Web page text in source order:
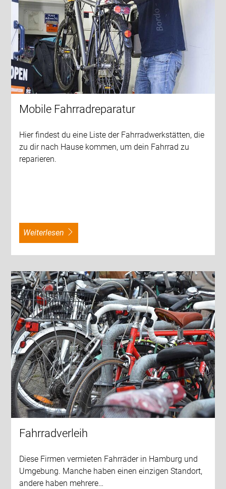
Mobile Fahrradreparatur
Hier findest du eine Liste der Fahrradwerkstätten, die
zu dir nach Hause kommen, um dein Fahrrad zu
reparieren.
weiterlesen
Fahrradverleih
Diese Firmen vermieten Fahrräder in Hamburg und
Umgebung. Manche haben einen einzigen Standort,
andere haben mehrere…